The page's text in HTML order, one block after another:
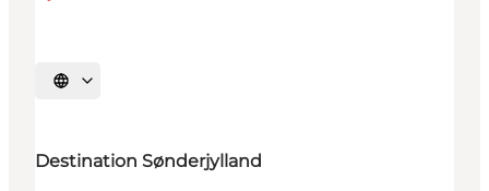
Sprache auswählen
Destination Sønderjylland